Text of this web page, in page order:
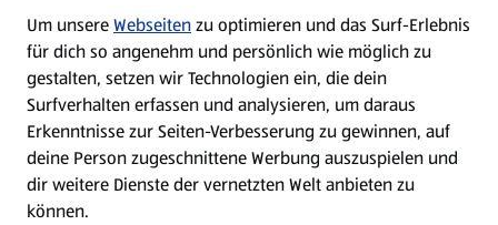
WhatsApp
Über ALDI SÜD
Filialen
Um unsereWebseitenzu optimieren und das Surf-Erlebnis
für dich so angenehm und persönlich wie möglich zu
gestalten, setzen wir Technologien ein, die dein
Surfverhalten erfassen und analysieren, um daraus
Erkenntnisse zur Seiten-Verbesserung zu gewinnen, auf
deine Person zugeschnittene Werbung auszuspielen und
dir weitere Dienste der vernetzten Welt anbieten zu
können.